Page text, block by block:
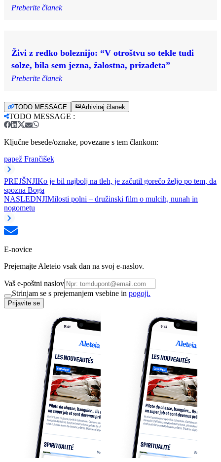
Preberite članek
Živi z redko boleznijo: “V otroštvu so tekle tudi
solze, bila sem jezna, žalostna, prizadeta”
Preberite članek
TODO MESSAGE Arhiviraj članek
TODO MESSAGE :
Ključne besede/oznake, povezane s tem člankom:
papež Frančišek
PREJŠNJIKo je bil najbolj na tleh, je začutil gorečo željo po tem, da
spozna Boga
NASLEDNJIMilosti polni – družinski film o mulcih, nunah in
nogometu
E-novice
Prejemajte Aleteio vsak dan na svoj e-naslov.
Vaš e-poštni naslov
Strinjam se s prejemanjem vsebine in pogoji.
Prijavite se